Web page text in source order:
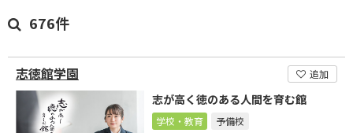
676件
志徳館学園 追加
志が高く徳のある人間を育む館
学校・教育 予備校